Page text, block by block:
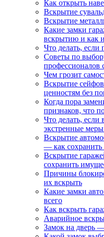
Как открыть
Вскрытие
Вскрытие
Какие замки
вскрытию и как
Что делать, если
Советы по
профессионалов
Чем грозит
Вскрытие
ценностям без
Когда пора
признаков, что
Что делать,
экстренные
Вскрытие
— как сохранить
Вскрытие
сохранить
Причины
их вскрыть
Какие замки
всего
Как вскрыть
Аварийное
Замок на дверь